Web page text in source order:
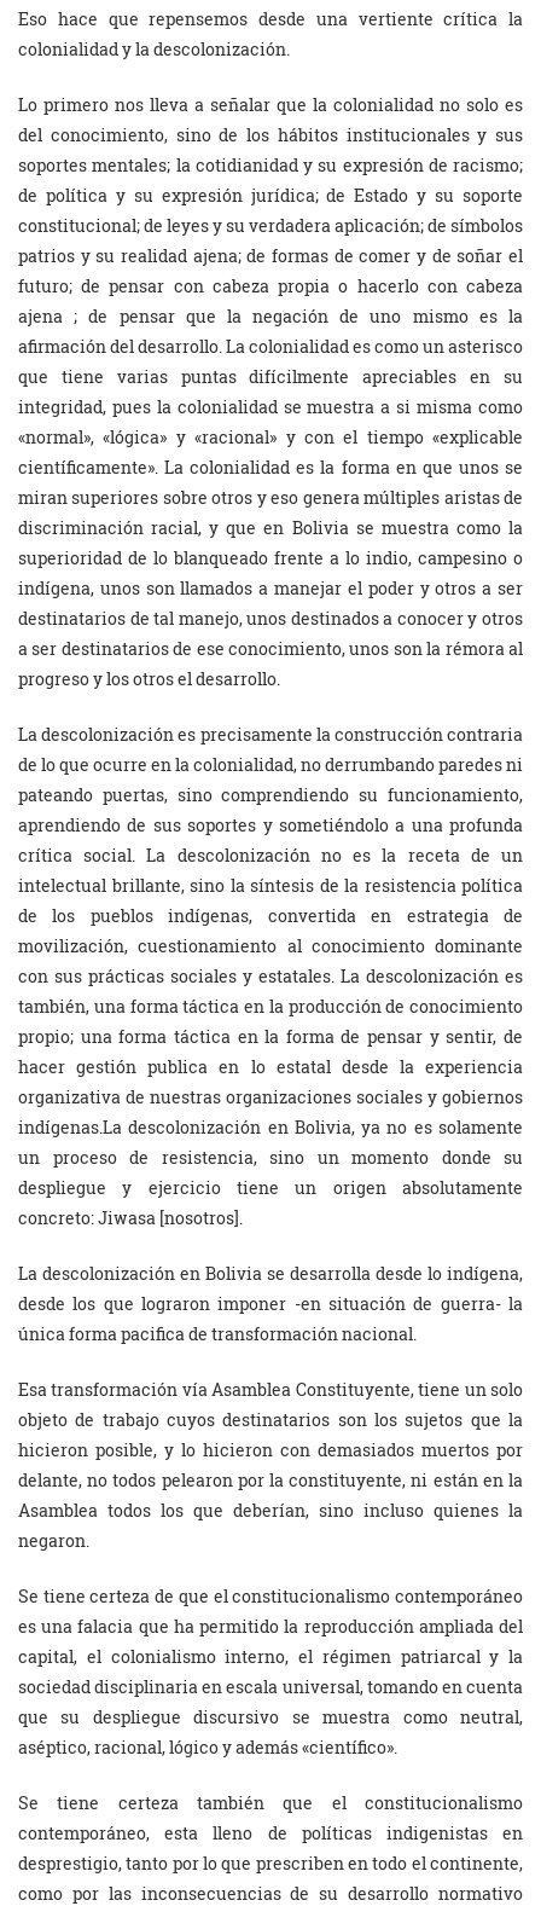
Eso hace que repensemos desde una vertiente crítica la
colonialidad y la descolonización.
Lo primero nos lleva a señalar que la colonialidad no solo es
del conocimiento, sino de los hábitos institucionales y sus
soportes mentales; la cotidianidad y su expresión de racismo;
de política y su expresión jurídica; de Estado y su soporte
constitucional; de leyes y su verdadera aplicación; de símbolos
patrios y su realidad ajena; de formas de comer y de soñar el
futuro; de pensar con cabeza propia o hacerlo con cabeza
ajena ; de pensar que la negación de uno mismo es la
afirmación del desarrollo. La colonialidad es como un asterisco
que tiene varias puntas difícilmente apreciables en su
integridad, pues la colonialidad se muestra a si misma como
«normal», «lógica» y «racional» y con el tiempo «explicable
científicamente». La colonialidad es la forma en que unos se
miran superiores sobre otros y eso genera múltiples aristas de
discriminación racial, y que en Bolivia se muestra como la
superioridad de lo blanqueado frente a lo indio, campesino o
indígena, unos son llamados a manejar el poder y otros a ser
destinatarios de tal manejo, unos destinados a conocer y otros
a ser destinatarios de ese conocimiento, unos son la rémora al
progreso y los otros el desarrollo.
La descolonización es precisamente la construcción contraria
de lo que ocurre en la colonialidad, no derrumbando paredes ni
pateando puertas, sino comprendiendo su funcionamiento,
aprendiendo de sus soportes y sometiéndolo a una profunda
crítica social. La descolonización no es la receta de un
intelectual brillante, sino la síntesis de la resistencia política
de los pueblos indígenas, convertida en estrategia de
movilización, cuestionamiento al conocimiento dominante
con sus prácticas sociales y estatales. La descolonización es
también, una forma táctica en la producción de conocimiento
propio; una forma táctica en la forma de pensar y sentir, de
hacer gestión publica en lo estatal desde la experiencia
organizativa de nuestras organizaciones sociales y gobiernos
indígenas.La descolonización en Bolivia, ya no es solamente
un proceso de resistencia, sino un momento donde su
despliegue y ejercicio tiene un origen absolutamente
concreto: Jiwasa [nosotros].
La descolonización en Bolivia se desarrolla desde lo indígena,
desde los que lograron imponer -en situación de guerra- la
única forma pacifica de transformación nacional.
Esa transformación vía Asamblea Constituyente, tiene un solo
objeto de trabajo cuyos destinatarios son los sujetos que la
hicieron posible, y lo hicieron con demasiados muertos por
delante, no todos pelearon por la constituyente, ni están en la
Asamblea todos los que deberían, sino incluso quienes la
negaron.
Se tiene certeza de que el constitucionalismo contemporáneo
es una falacia que ha permitido la reproducción ampliada del
capital, el colonialismo interno, el régimen patriarcal y la
sociedad disciplinaria en escala universal, tomando en cuenta
que su despliegue discursivo se muestra como neutral,
aséptico, racional, lógico y además «científico».
Se tiene certeza también que el constitucionalismo
contemporáneo, esta lleno de políticas indigenistas en
desprestigio, tanto por lo que prescriben en todo el continente,
como por las inconsecuencias de su desarrollo normativo